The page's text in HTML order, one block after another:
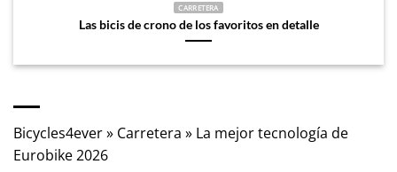
CARRETERA
Las bicis de crono de los favoritos en detalle
Bicycles4ever» Carretera » La mejor tecnología de
Eurobike 2026